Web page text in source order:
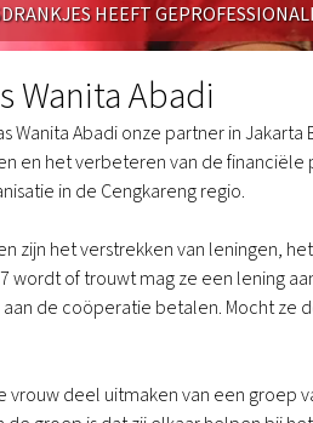
HEEFT
Wanita Abadi
Wanita Abadi onze partner in
en het verbeteren van de
in de Cengkareng regio.
zijn het verstrekken van leningen,
wordt of trouwt mag ze een lening
de coöperatie betalen. Mocht
vrouw deel uitmaken van een groep